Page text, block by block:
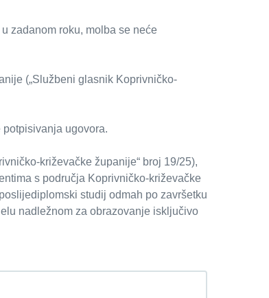
zadanom roku, molba se neće
(„Službeni glasnik Koprivničko-
ugovora.
križevačke županije“ broj 19/25),
s područja Koprivničko-križevačke
studij odmah po završetku
nadležnom za obrazovanje isključivo